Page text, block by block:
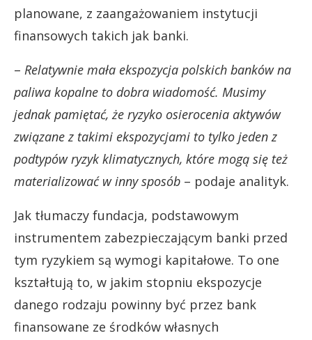
planowane, z zaangażowaniem instytucji
finansowych takich jak banki.
– Relatywnie mała ekspozycja polskich banków na
paliwa kopalne to dobra wiadomość. Musimy
jednak pamiętać, że ryzyko osierocenia aktywów
związane z takimi ekspozycjami to tylko jeden z
podtypów ryzyk klimatycznych, które mogą się też
materializować w inny sposób – podaje analityk.
Jak tłumaczy fundacja, podstawowym
instrumentem zabezpieczającym banki przed
tym ryzykiem są wymogi kapitałowe. To one
kształtują to, w jakim stopniu ekspozycje
danego rodzaju powinny być przez bank
finansowane ze środków własnych